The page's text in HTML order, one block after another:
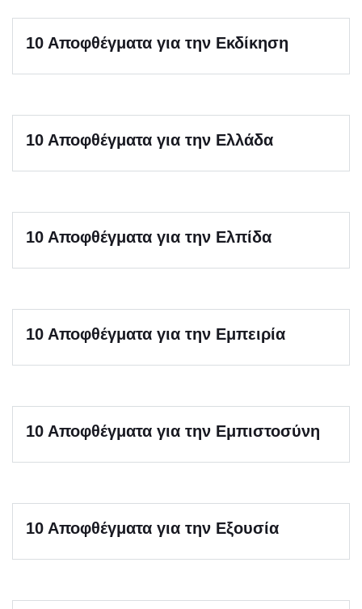
10 Αποφθέγματα για την Εκδίκηση
10 Αποφθέγματα για την Ελλάδα
10 Αποφθέγματα για την Ελπίδα
10 Αποφθέγματα για την Εμπειρία
10 Αποφθέγματα για την Εμπιστοσύνη
10 Αποφθέγματα για την Εξουσία